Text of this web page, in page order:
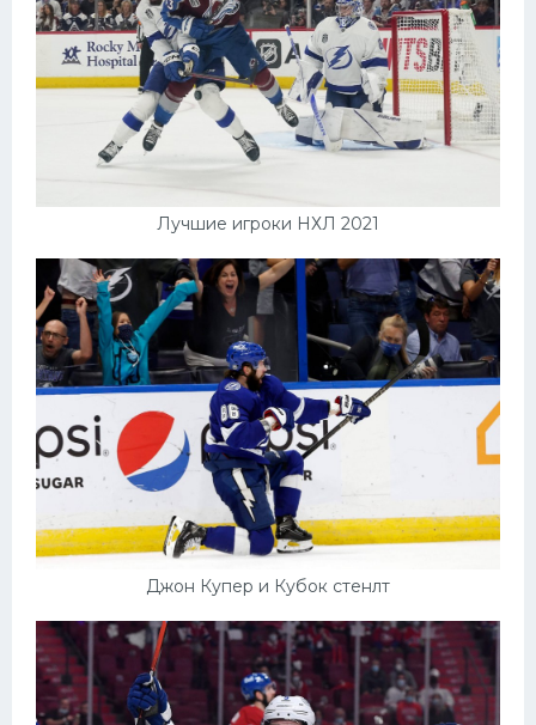
Лучшие игроки НХЛ 2021
Джон Купер и Кубок стенлт